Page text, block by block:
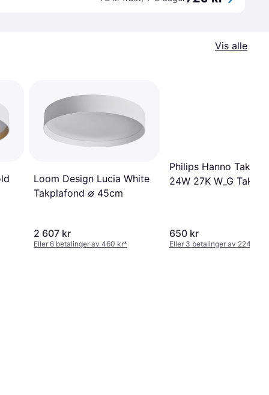
Vis alle
Loom Design Lucia White
Takplafond ∅ 45cm
2 607 kr
Eller 6 betalinger av 460 kr*
Philips Hanno
24W 27K W_G
650 kr
Eller 3 betalinger av 224 kr